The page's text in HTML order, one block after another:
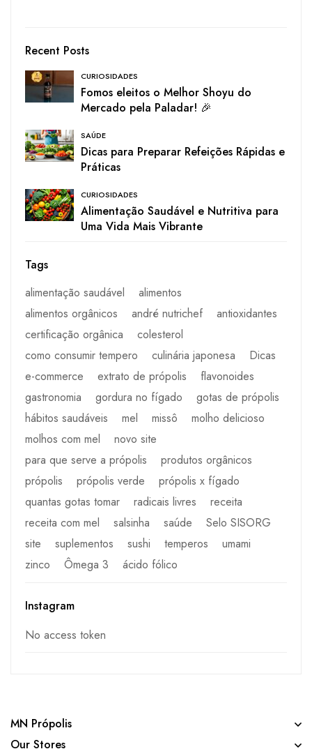
Recent Posts
CURIOSIDADES
Fomos eleitos o Melhor Shoyu do
Mercado pela Paladar! 🎉
SAÚDE
Dicas para Preparar Refeições Rápidas e
Práticas
CURIOSIDADES
Alimentação Saudável e Nutritiva para
Uma Vida Mais Vibrante
Tags
alimentação saudável
alimentos
alimentos orgânicos
andré nutrichef
antioxidantes
certificação orgânica
colesterol
como consumir tempero
culinária japonesa
Dicas
e-commerce
extrato de própolis
flavonoides
gastronomia
gordura no fígado
gotas de própolis
hábitos saudáveis
mel missô
molho delicioso
molhos com mel
novo site
para que serve a própolis
produtos orgânicos
própolis
própolis verde
própolis x fígado
quantas gotas tomar
radicais livres
receita
receita com mel
salsinha saúde
Selo SISORG
site
suplementos sushi temperos
umami
zinco
Ômega 3 ácido fólico
Instagram
No access token
MN Própolis
Our Stores